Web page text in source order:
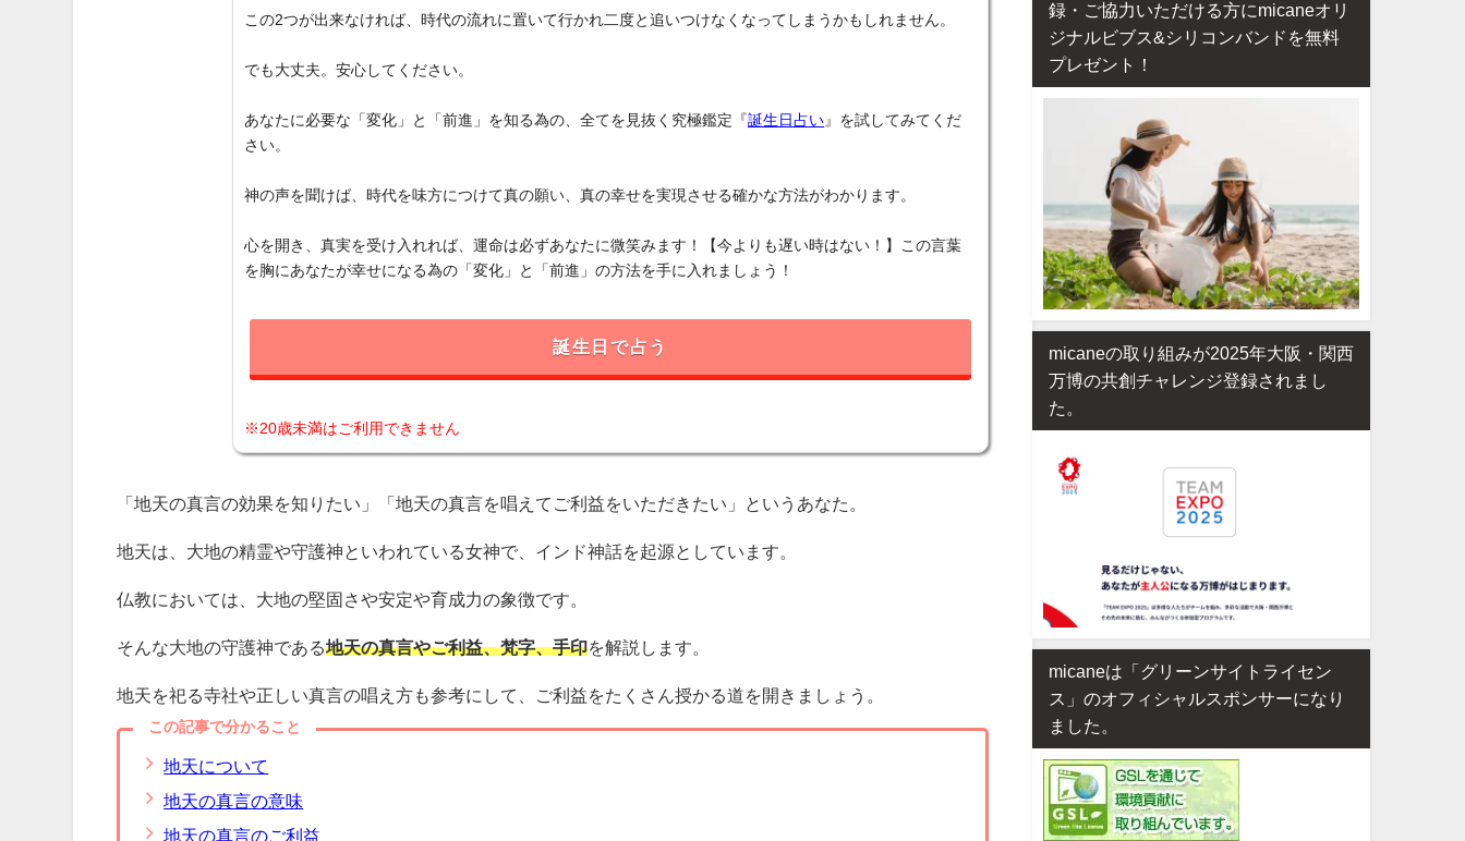
この2つが出来なければ、時代の流れに置いて行かれ二度と追いつけなくなってしまうかもしれません。
でも大丈夫。安心してください。
あなたに必要な「変化」と「前進」を知る為の、全てを見抜く究極鑑定『誕生日占い 』を試してみてくだ
さい。
神の声を聞けば、時代を味方につけて真の願い、真の幸せを実現させる確かな方法がわかります。
心を開き、真実を受け入れれば、運命は必ずあなたに微笑みます！【今よりも遅い時はない！】この言葉
を胸にあなたが幸せになる為の「変化」と「前進」の方法を手に入れましょう！
誕生日で占う
※20歳未満はご利用できません
「地天の真言の効果を知りたい」「地天の真言を唱えてご利益をいただきたい」というあなた。
地天は、大地の精霊や守護神といわれている女神で、インド神話を起源としています。
仏教においては、大地の堅固さや安定や育成力の象徴です。
そんな大地の守護神である地天の真言やご利益、梵字、手印を解説します。
地天を祀る寺社や正しい真言の唱え方も参考にして、ご利益をたくさん授かる道を開きましょう。
この記事で分かること
地天について
地天の真言の意味
地天の真言のご利益
録・ご協力いただける方にmicaneオリ
ジナルビブス&シリコンバンドを無料
プレゼント！
micaneの取り組みが2025年大阪・関西
万博の共創チャレンジ登録されまし
た。
micaneは「グリーンサイトライセン
ス」のオフィシャルスポンサーになり
ました。